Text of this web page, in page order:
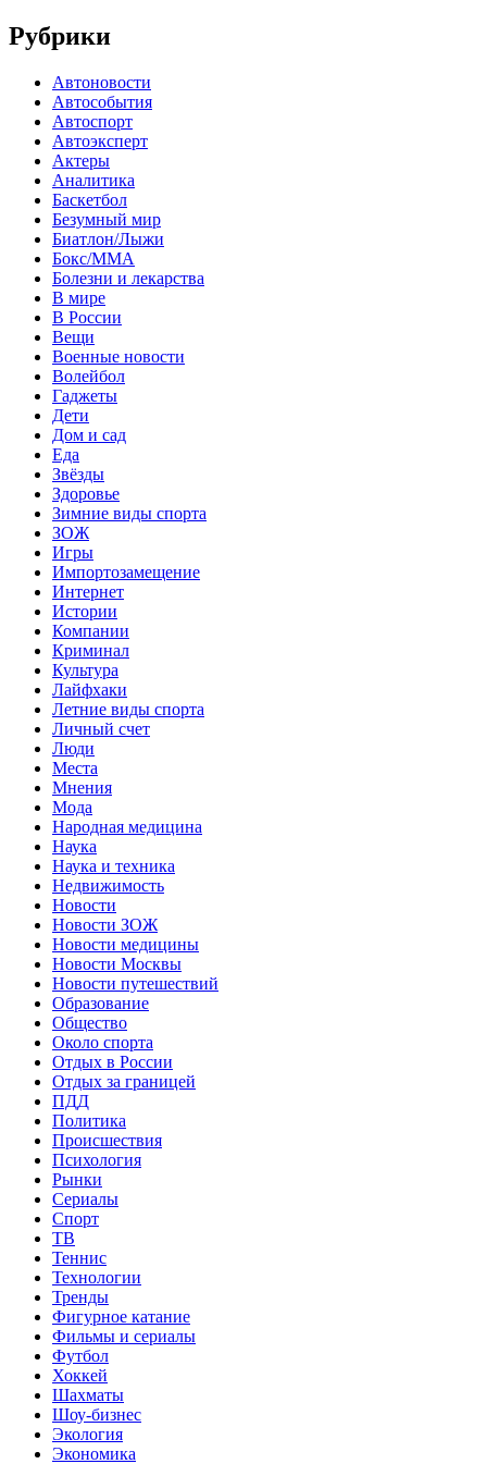
Рубрики
Автоновости
Автособытия
Автоспорт
Автоэксперт
Актеры
Аналитика
Баскетбол
Безумный мир
Биатлон/Лыжи
Бокс/MMA
Болезни и лекарства
В мире
В России
Вещи
Военные новости
Волейбол
Гаджеты
Дети
Дом и сад
Еда
Звёзды
Здоровье
Зимние виды спорта
ЗОЖ
Игры
Импортозамещение
Интернет
Истории
Компании
Криминал
Культура
Лайфхаки
Летние виды спорта
Личный счет
Люди
Места
Мнения
Мода
Народная медицина
Наука
Наука и техника
Недвижимость
Новости
Новости ЗОЖ
Новости медицины
Новости Москвы
Новости путешествий
Образование
Общество
Около спорта
Отдых в России
Отдых за границей
ПДД
Политика
Происшествия
Психология
Рынки
Сериалы
Спорт
ТВ
Теннис
Технологии
Тренды
Фигурное катание
Фильмы и сериалы
Футбол
Хоккей
Шахматы
Шоу-бизнес
Экология
Экономика